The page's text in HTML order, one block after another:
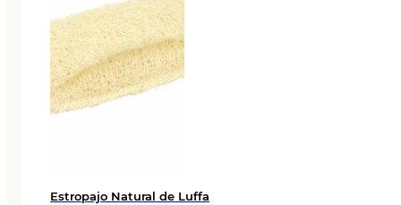
Estropajo Natural de Luffa